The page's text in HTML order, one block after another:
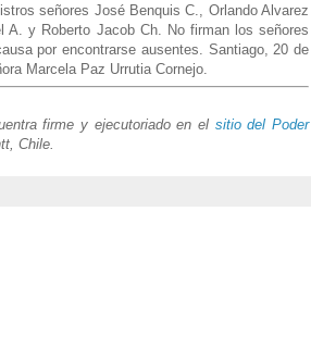
señores José Benquis C., Orlando Alvarez
A. y Roberto Jacob Ch. No firman los señores
por encontrarse ausentes. Santiago, 20 de
Marcela Paz Urrutia Cornejo.
firme y ejecutoriado en el sitio del Poder
Chile.